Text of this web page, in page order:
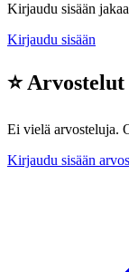
Kirjaudu sisään
Kirjaudu sisään
⭐ Arvostelut
Ei vielä arvosteluja.
Kirjaudu sisään